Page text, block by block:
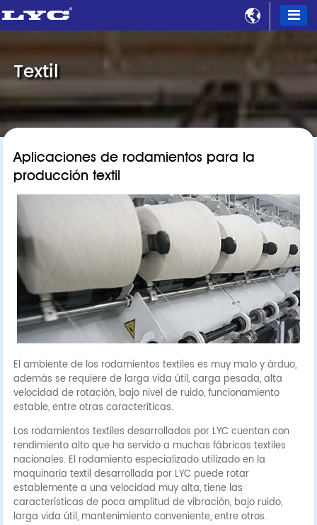

Textil
Aplicaciones de rodamientos para la
producción textil
El ambiente de los rodamientos textiles es muy malo y árduo,
además se requiere de larga vida útil, carga pesada, alta
velocidad de rotación, bajo nivel de ruido, funcionamiento
estable, entre otras caracteríticas.
Los rodamientos textiles desarrollados por LYC cuentan con
rendimiento alto que ha servido a muchas fábricas textiles
nacionales. El rodamiento especializado utilizado en la
maquinaria textil desarrollada por LYC puede rotar
establemente a una velocidad muy alta, tiene las
características de poca amplitud de vibración, bajo ruido,
larga vida útil, mantenimiento conveniente, entre otros.